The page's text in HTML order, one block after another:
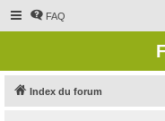
FAQ
Index du forum